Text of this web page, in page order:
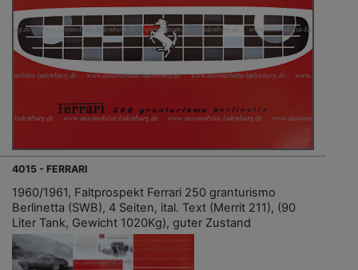
4015 - FERRARI
1960/1961, Faltprospekt Ferrari 250 granturismo
Berlinetta (SWB), 4 Seiten, ital. Text (Merrit 211), (90
Liter Tank, Gewicht 1020Kg), guter Zustand